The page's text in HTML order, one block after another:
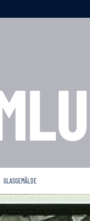
GLASGEMÄLDE